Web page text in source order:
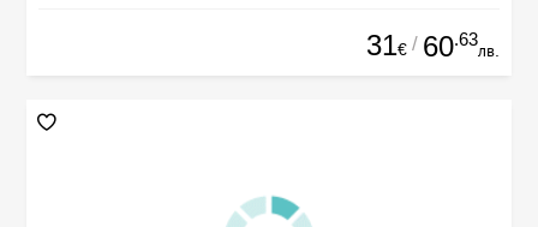
31€ / 60.63
лв.